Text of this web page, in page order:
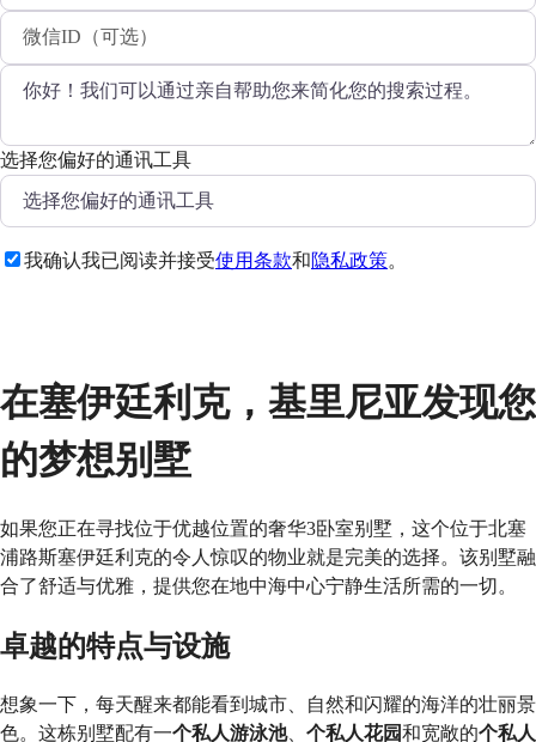
选择您偏好的通讯工具
我确认我已阅读并接受使用条款和隐私政策。
在塞伊廷利克，基里尼亚发现您
的梦想别墅
如果您正在寻找位于优越位置的奢华3卧室别墅，这个位于北塞
浦路斯塞伊廷利克的令人惊叹的物业就是完美的选择。该别墅融
合了舒适与优雅，提供您在地中海中心宁静生活所需的一切。
卓越的特点与设施
想象一下，每天醒来都能看到城市、自然和闪耀的海洋的壮丽景
色。这栋别墅配有一个私人游泳池、 个私人花园和宽敞的个私人